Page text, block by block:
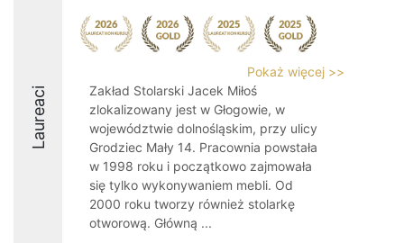
Laureaci
Pokaż więcej >>
Zakład Stolarski Jacek Miłoś
zlokalizowany jest w Głogowie, w
województwie dolnośląskim, przy ulicy
Grodziec Mały 14. Pracownia powstała
w 1998 roku i początkowo zajmowała
się tylko wykonywaniem mebli. Od
2000 roku tworzy również stolarkę
otworową. Główną ...